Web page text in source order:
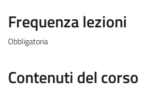
Frequenza lezioni
Obbligatoria
Contenuti del corso